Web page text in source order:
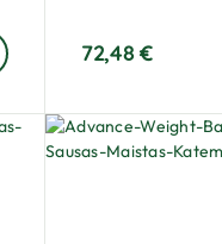
72,48 €